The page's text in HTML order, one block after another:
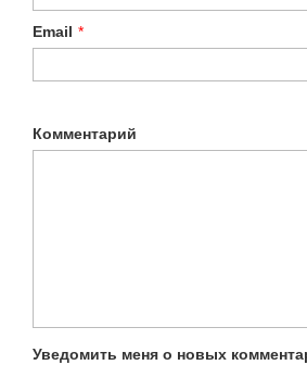
Email *
Комментарий
Уведомить меня о новых